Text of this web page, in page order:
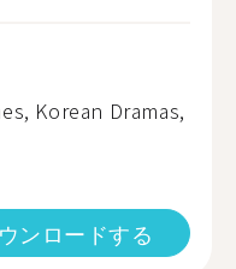
Korean Dramas,
ンロードする